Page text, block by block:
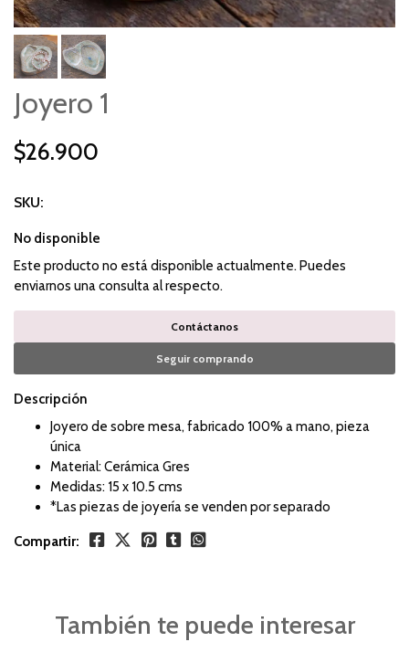
Joyero 1
$26.900
SKU:
No disponible
Este producto no está disponible actualmente. Puedes
enviarnos una consulta al respecto.
Contáctanos
Seguir comprando
Descripción
Joyero de sobre mesa, fabricado 100% a mano, pieza
única
Material: Cerámica Gres
Medidas: 15 x 10.5 cms
*Las piezas de joyería se venden por separado
Compartir:
También te puede interesar